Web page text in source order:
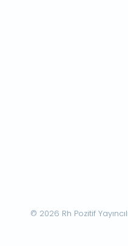
© 2026 Rh Pozitif